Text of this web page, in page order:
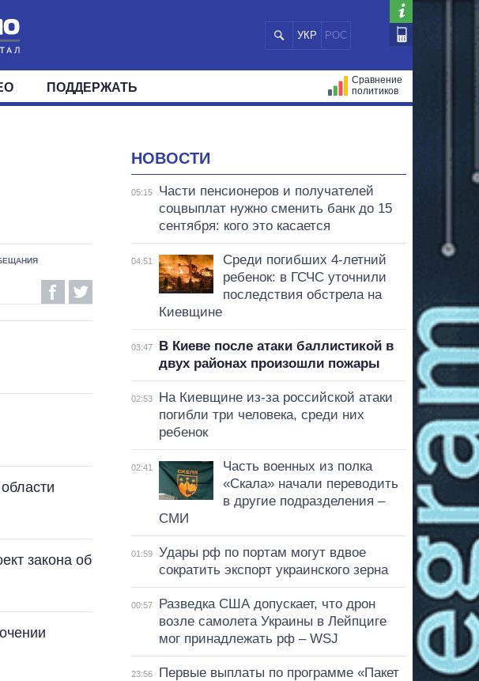
УКР РОС
ПОДДЕРЖАТЬ
Сравнение
политиков
закона об
НОВОСТИ
05:15
Части пенсионеров и получателей
соцвыплат нужно сменить банк до 15
сентября: кого это касается
04:51
Среди погибших 4-летний
ребенок: в ГСЧС уточнили
последствия обстрела на
Киевщине
03:47
В Киеве после атаки баллистикой в
двух районах произошли пожары
02:53
На Киевщине из-за российской атаки
погибли три человека, среди них
ребенок
02:41
Часть военных из полка
«Скала» начали переводить
в другие подразделения –
СМИ
01:59
Удары рф по портам могут вдвое
сократить экспорт украинского зерна
00:57
Разведка США допускает, что дрон
возле самолета Украины в Лейпциге
мог принадлежать рф – WSJ
23:56
Первые выплаты по программе «Пакет